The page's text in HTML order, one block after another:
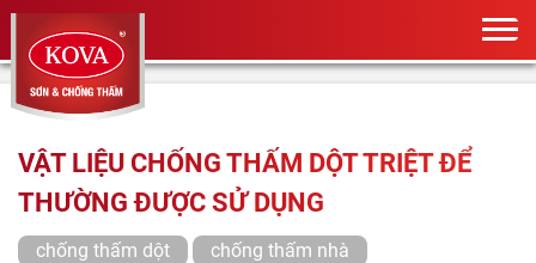
VẬT LIỆU CHỐNG THẤM DỘT TRIỆT ĐỂ
THƯỜNG ĐƯỢC SỬ DỤNG
chống thấm dột chống thấm nhà